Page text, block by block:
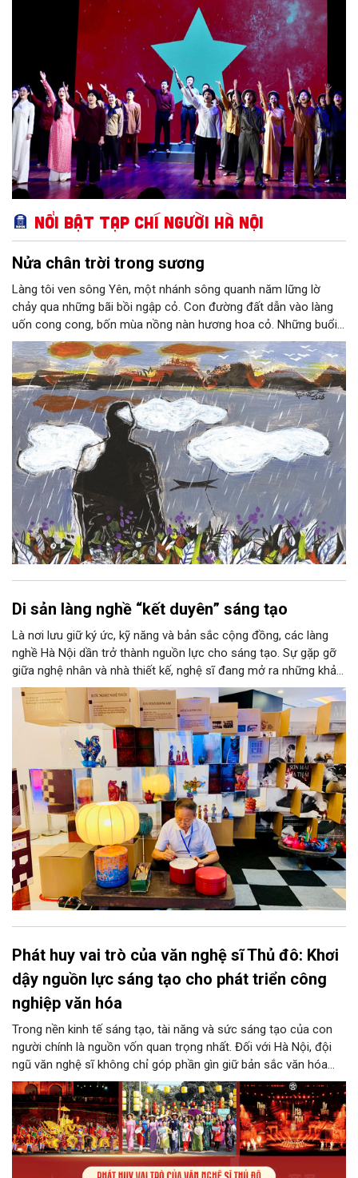
Nổi bật Tạp chí Người Hà Nội
Nửa chân trời trong sương
Làng tôi ven sông Yên, một nhánh sông quanh năm lững lờ
chảy qua những bãi bồi ngập cỏ. Con đường đất dẫn vào làng
uốn cong cong, bốn mùa nồng nàn hương hoa cỏ. Những buổi
hoàng hôn, khi nắng đã dịu xuống phía cuối sông, đám hoa tím
lại thẫm màu như có ai vừa rắc lên một lớp khói.
Di sản làng nghề “kết duyên” sáng tạo
Là nơi lưu giữ ký ức, kỹ năng và bản sắc cộng đồng, các làng
nghề Hà Nội dần trở thành nguồn lực cho sáng tạo. Sự gặp gỡ
giữa nghệ nhân và nhà thiết kế, nghệ sĩ đang mở ra những khả
năng phát triển mới cho thủ công đương đại trên nền tảng di
sản. Từ những cuộc “kết duyên” đầy cảm hứng ấy, Hà Nội đang
khơi thông mạch ngầm của hệ sinh thái thủ công, biến vốn cổ
thành động lực bền vững cho tương lai.
Phát huy vai trò của văn nghệ sĩ Thủ đô: Khơi
dậy nguồn lực sáng tạo cho phát triển công
nghiệp văn hóa
Trong nền kinh tế sáng tạo, tài năng và sức sáng tạo của con
người chính là nguồn vốn quan trọng nhất. Đối với Hà Nội, đội
ngũ văn nghệ sĩ không chỉ góp phần gìn giữ bản sắc văn hóa
mà còn giữ vai trò trung tâm trong quá trình hình thành các sản
phẩm công nghiệp văn hóa có giá trị. Khơi dậy, phát huy và tạo
điều kiện để nguồn lực sáng tạo ấy phát triển sẽ là “chìa khóa”
để Hà Nội khai thác hiệu quả tiềm năng văn hóa, nâng cao năng
lực cạnh tranh và khẳng định vị thế của một trung tâm sáng tạo
trong kỷ nguyên mới.